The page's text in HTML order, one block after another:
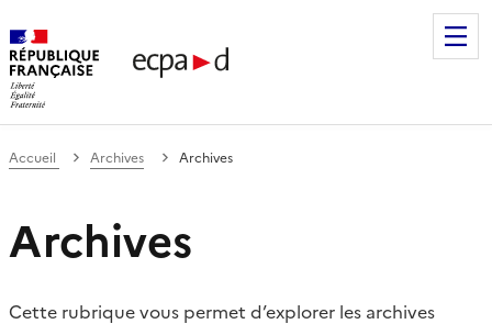
de communication et de production
Accueil Archives Archives
Archives
Cette rubrique vous permet d’explorer les archives